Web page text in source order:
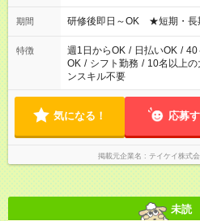
ください！
期間 研修後即日～OK ★短期・長
特徴 週1日からOK / 日払いOK / 40
OK / シフト勤務 / 10名以上
ンスキル不要
気になる！ 応募
掲載元企業名 テイケイ株式
未読